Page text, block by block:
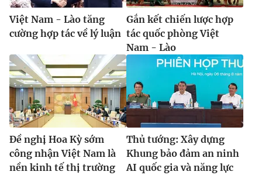
Việt Nam - Lào tăng
cường hợp tác về lý luận
Gắn kết chiến lược hợp
tác quốc phòng Việt
Nam - Lào
Đề nghị Hoa Kỳ sớm
công nhận Việt Nam là
nền kinh tế thị trường
Thủ tướng: Xây dựng
Khung bảo đảm an ninh
AI quốc gia và năng lực